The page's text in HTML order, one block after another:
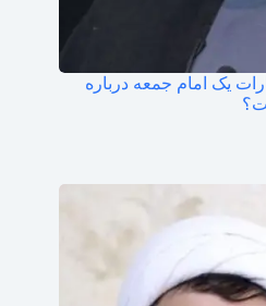
یک امام جمعه درباره